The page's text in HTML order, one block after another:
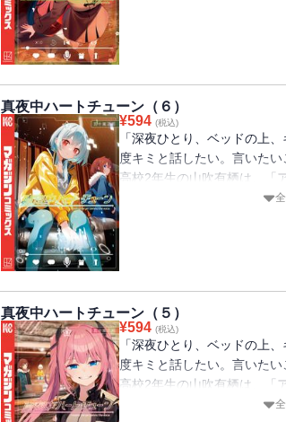
ることに。そこにまさかの
会社からのスカウトが。イ
開始していて…!? 新しい一
ミがそばにいてほしい。可愛
真夜中ハートチューン（６）
¥594 (税込)
「深夜ひとり、ベッドの上
度キミと話したい。言いたい
高校2年生の山吹有栖は、「
らないラジオ配信者の少女
場アナウンスの休憩時間を
急遽山吹が運営スタッフに駆
し、花火を一緒に見ること
休みを満喫すべく、それぞ
て、夏休みはまだまだ終わ
吹と二人きりで出かけた４
真夜中ハートチューン（５）
¥594 (税込)
「深夜ひとり、ベッドの上
度キミと話したい。言いたい
高校2年生の山吹有栖は、「
らないラジオ配信者の少女